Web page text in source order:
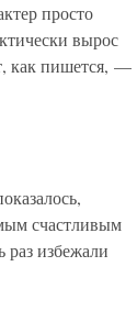
просто
вырос
как пишется, —
счастливым
раз избежали